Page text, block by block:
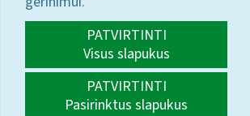
PATVIRTINTI
Visus slapukus
PATVIRTINTI
Pasirinktus slapukus